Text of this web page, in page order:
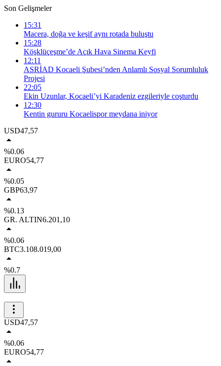
Son Gelişmeler
15:31
Macera, doğa ve keşif aynı rotada buluştu
15:28
Köşklüçeşme’de Açık Hava Sinema Keyfi
12:11
ASRİAD Kocaeli Şubesi’nden Anlamlı Sosyal Sorumluluk
Projesi
22:05
Ekin Uzunlar, Kocaeli’yi Karadeniz ezgileriyle coşturdu
12:30
Kentin gururu Kocaelispor meydana iniyor
USD47,57
%0.06
EURO54,77
%0.05
GBP63,97
%0.13
GR. ALTIN6.201,10
%0.06
BTC3.108.019,00
%0.7
USD47,57
%0.06
EURO54,77